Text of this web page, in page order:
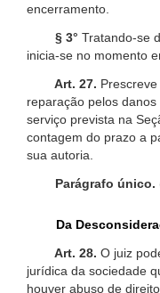
encerramento.
§ 3° Tratando-se
inicia-se no momento
Art. 27.
reparação pelos
serviço prevista na
contagem do prazo a
sua autoria.
Parágrafo único.
Da
Art. 28. O juiz
jurídica da sociedade
houver abuso de